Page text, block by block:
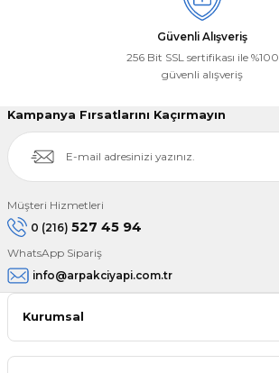
Güvenli Alışveriş
256 Bit SSL sertifikası ile %100
güvenli alışveriş
Kampanya Fırsatlarını Kaçırmayın
Müşteri Hizmetleri
0 (216) 527 45 94
WhatsApp Sipariş
info@arpakciyapi.com.tr
Kurumsal